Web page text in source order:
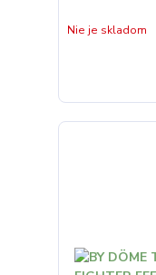
Nie je skladom